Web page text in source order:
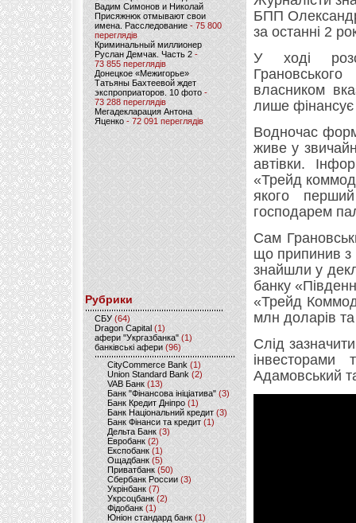
Вадим Симонов и Николай
Присяжнюк отмывают свои
имена. Расследование - 75 800
переглядів
Криминальный миллионер
Руслан Демчак. Часть 2-
73 855 переглядів
Донецкое «Межигорье»
Татьяны Бахтеевой ждет
экспроприаторов. 10 фото -
73 288 переглядів
Мегадекларация Антона
Яценко - 72 091 переглядів
Рубрики
CБУ (64)
Dragon Capital (1)
афери "Укргазбанка" (1)
банківські афери (96)
CityCommerce Bank (1)
Union Standard Bank (2)
VAB Банк (13)
Банк "Фінансова ініціатива" (3)
Банк Кредит Дніпро (1)
Банк Національний кредит (3)
Банк Фінанси та кредит (1)
Дельта Банк (3)
Евробанк(2)
Експобанк (1)
Ощадбанк(5)
Приватбанк (50)
Сбербанк России (3)
Укрінбанк(7)
Укрсоцбанк (2)
Фідобанк (1)
Юніон стандард банк(1)
БПП
за останні 2
У ході
власником
лише фінансує
Водночас
живе у
автівки.
«Трейд
якого
господарем
Сам
що припинив з
знайшли у
банку
«Трейд
млн доларів
Слід
Адамовський